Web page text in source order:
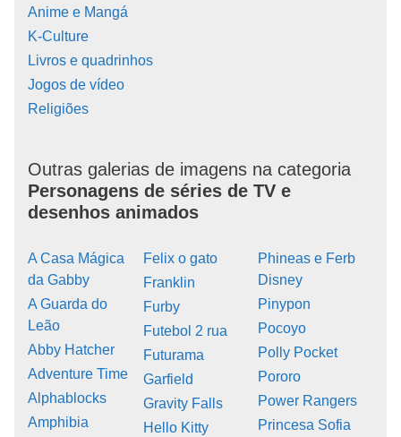
Anime e Mangá
K-Culture
Livros e quadrinhos
Jogos de vídeo
Religiões
Outras galerias de imagens na categoria
Personagens de séries de TV e
desenhos animados
A Casa Mágica
da Gabby
A Guarda do
Leão
Abby Hatcher
Adventure Time
Alphablocks
Amphibia
Felix o gato
Franklin
Furby
Futebol 2 rua
Futurama
Garfield
Gravity Falls
Hello Kitty
Phineas e Ferb
Disney
Pinypon
Pocoyo
Polly Pocket
Pororo
Power Rangers
Princesa Sofia